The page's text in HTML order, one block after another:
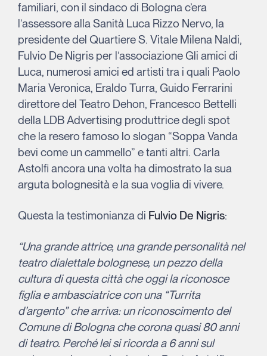
familiari, con il sindaco di Bologna c’era
l’assessore alla Sanità Luca Rizzo Nervo, la
presidente del Quartiere S. Vitale Milena Naldi,
Fulvio De Nigris per l’associazione Gli amici di
Luca, numerosi amici ed artisti tra i quali Paolo
Maria Veronica, Eraldo Turra, Guido Ferrarini
direttore del Teatro Dehon, Francesco Bettelli
della LDB Advertising produttrice degli spot
che la resero famoso lo slogan “Soppa Vanda
bevi come un cammello” e tanti altri. Carla
Astolfi ancora una volta ha dimostrato la sua
arguta bolognesità e la sua voglia di vivere.
Questa la testimonianza di Fulvio De Nigris:
“Una grande attrice, una grande personalità nel
teatro dialettale bolognese, un pezzo della
cultura di questa città che oggi la riconosce
figlia e ambasciatrice con una “Turrita
d’argento” che arriva: un riconoscimento del
Comune di Bologna che corona quasi 80 anni
di teatro. Perché lei si ricorda a 6 anni sul